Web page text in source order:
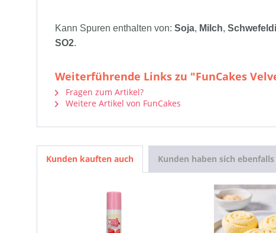
Kann Spuren enthalten von: Soja, Milch,
SO2.
Weiterführende Links zu "FunCakes
Fragen zum Artikel?
Weitere Artikel von FunCakes
Kunden kauften auch Kunden haben sich ebenfalls